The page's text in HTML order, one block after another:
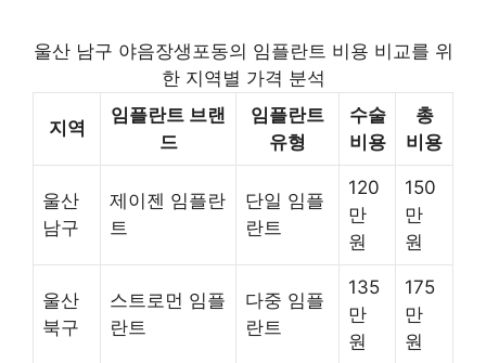
울산 남구 야음장생포동의 임플란트 비용 비교를 위
한 지역별 가격 분석
지역
임플란트 브랜
드
임플란트
유형
수술
비용
총
비용
울산
남구
제이젠 임플란
트
단일 임플
란트
120
만
원
150
만
원
울산
북구
스트로먼 임플
란트
다중 임플
란트
135
만
원
175
만
원